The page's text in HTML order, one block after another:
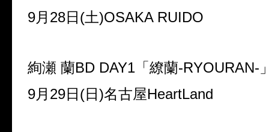
9月 28日 (土)OSAKA RUIDO
絢瀬 蘭BD DAY1 「繚蘭-RYOURAN-
9月 29日 (日 )名古屋HeartLand